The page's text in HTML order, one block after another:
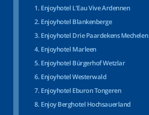
Enjoyhotel L’Eau Vive Ardennen
Enjoyhotel Blankenberge
Enjoyhotel Drie Paardekens Mechelen
Enjoyhotel Marleen
Enjoyhotel Bürgerhof Wetzlar
Enjoyhotel Westerwald
Enjoyhotel Eburon Tongeren
Enjoy Berghotel Hochsauerland